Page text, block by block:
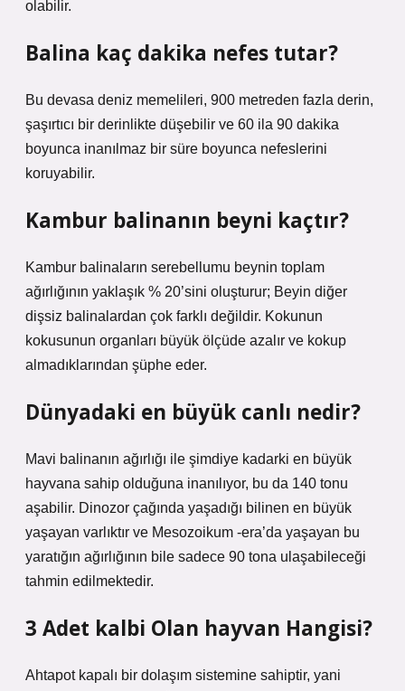
olabilir.
Balina kaç dakika nefes tutar?
Bu devasa deniz memelileri, 900 metreden fazla derin,
şaşırtıcı bir derinlikte düşebilir ve 60 ila 90 dakika
boyunca inanılmaz bir süre boyunca nefeslerini
koruyabilir.
Kambur balinanın beyni kaçtır?
Kambur balinaların serebellumu beynin toplam
ağırlığının yaklaşık % 20’sini oluşturur; Beyin diğer
dişsiz balinalardan çok farklı değildir. Kokunun
kokusunun organları büyük ölçüde azalır ve kokup
almadıklarından şüphe eder.
Dünyadaki en büyük canlı nedir?
Mavi balinanın ağırlığı ile şimdiye kadarki en büyük
hayvana sahip olduğuna inanılıyor, bu da 140 tonu
aşabilir. Dinozor çağında yaşadığı bilinen en büyük
yaşayan varlıktır ve Mesozoikum -era’da yaşayan bu
yaratığın ağırlığının bile sadece 90 tona ulaşabileceği
tahmin edilmektedir.
3 Adet kalbi Olan hayvan Hangisi?
Ahtapot kapalı bir dolaşım sistemine sahiptir, yani